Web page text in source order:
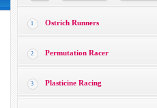
1 Ostrich Runners
2 Permutation Racer
3 Plasticine Racing